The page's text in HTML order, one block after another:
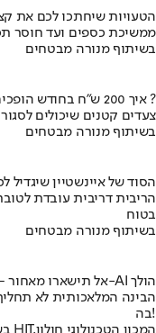
הטעויות שיחתכו לכם את
ממשיכת כספים ועד חוסר
בשיתוף מנורה מבטחים
איך 200 ש"ח בחודש הופכים ל140 אלף ?
צעדים קטנים שיכולים
בשיתוף מנורה מבטחים
הסוד של איינשטיין שיגדיל
הריבית דריבית עובדת
בטוח
בשיתוף מנורה מבטחים
אל תישארו מאחור – בואו לגלות לאן ה-AI הולך
הבינה המלאכותית לא
בה!